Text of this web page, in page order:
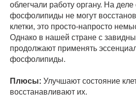
облегчали работу органу. На деле
фосфолипиды не могут
клетки, это просто-напросто
Однако в нашей стране с
продолжают применять
фосфолипиды.
Плюсы: Улучшают состояние
восстанавливают их.